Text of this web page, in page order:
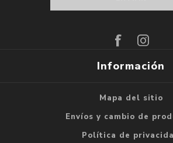
Información
Mapa del sitio
Envíos y cambio de
Política de